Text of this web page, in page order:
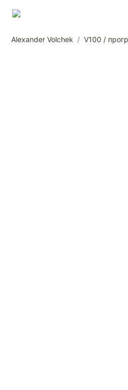
Alexander Volchek / V100 /